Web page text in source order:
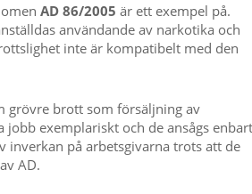
AD 86/2005 är ett exempel på.
användande av narkotika och
inte är kompatibelt med den
grövre brott som försäljning av
jobb exemplariskt och de ansågs enbart
inverkan på arbetsgivarna trots att de
AD.